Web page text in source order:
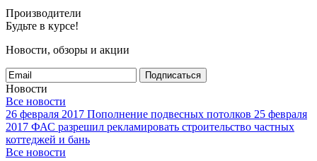
Производители
Будьте в курсе!
Новости, обзоры и акции
Подписаться
Новости
Все новости
26 февраля 2017 Пополнение подвесных потолков 25 февраля
2017 ФАС разрешил рекламировать строительство частных
коттеджей и бань
Все новости